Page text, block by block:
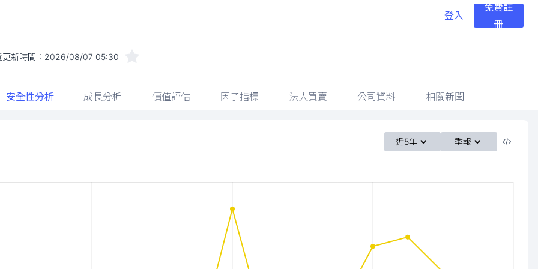
登入
免費註
冊
新時間： 2026/08/07 05:30
安全性分析 成長分析 價值評估 因子指標 法人買賣 公司資料 相關新聞
近5年 季報